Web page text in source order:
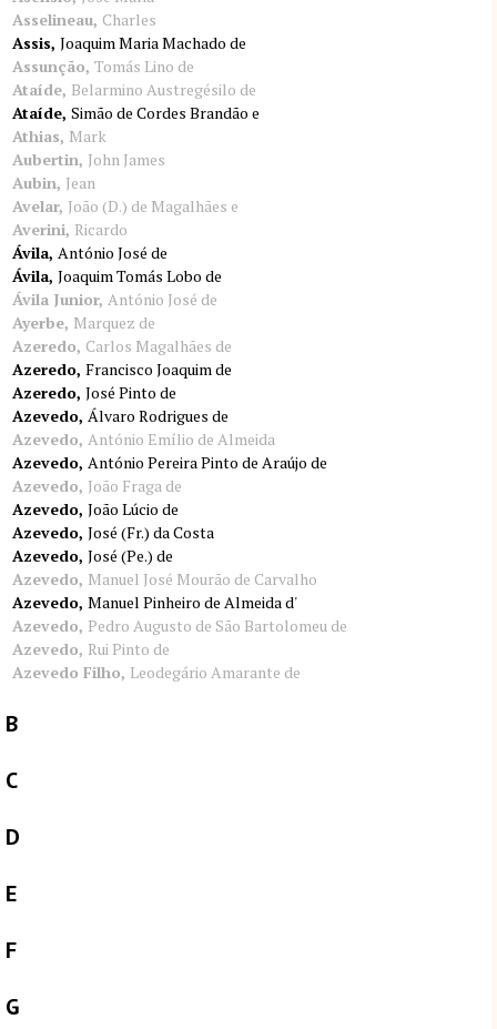
Asselineau Charles
Assis Joaquim Maria Machado de
Assunção Tomás Lino de
Ataíde Belarmino Austregésilo de
Ataíde Simão de Cordes Brandão e
Athias Mark
Aubertin John James
Aubin Jean
Avelar João (D.) de Magalhães e
Averini Ricardo
Ávila António José de
Ávila Joaquim Tomás Lobo de
Ávila Junior António José de
Ayerbe Marquez de
Azeredo Carlos Magalhães de
Azeredo Francisco Joaquim de
Azeredo José Pinto de
Azevedo Álvaro Rodrigues de
Azevedo António Emílio de Almeida
Azevedo António Pereira Pinto de Araújo de
Azevedo João Fraga de
Azevedo João Lúcio de
Azevedo José (Fr.) da Costa
Azevedo José (Pe.) de
Azevedo Manuel José Mourão de Carvalho
Azevedo Manuel Pinheiro de Almeida d'
Azevedo Pedro Augusto de São Bartolomeu de
Azevedo Rui Pinto de
Azevedo Filho Leodegário Amarante de
B
C
D
E
F
G